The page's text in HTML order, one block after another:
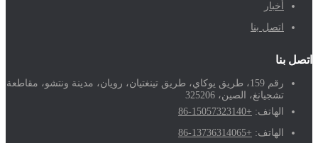
أخبار
اتصل بنا
اتصل بنا
رقم 159، طريق يوكاي، طريق تينغتيان، رويان، مدينة ونتشو، مقاطعة
تشجيانغ، الصين، 325206
الهاتف: +86-15057323140
الهاتف: +86-13736314065